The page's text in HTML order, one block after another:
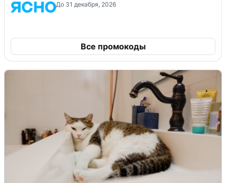
До 31 декабря, 2026
Все промокоды